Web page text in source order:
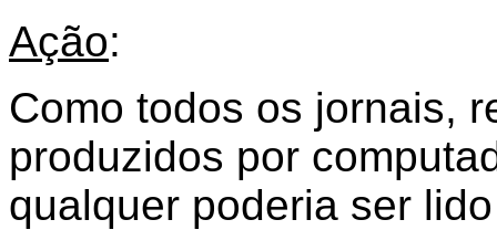
Ação:
Como todos os jornais,
produzidos por
qualquer poderia ser